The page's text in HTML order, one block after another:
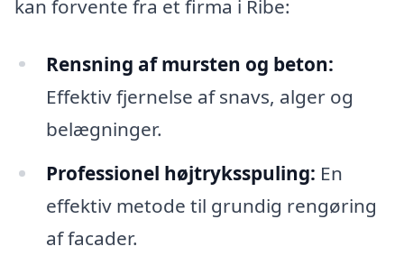
kan forvente fra et firma i Ribe:
Rensning af mursten og beton:
Effektiv fjernelse af snavs, alger og
belægninger.
Professionel højtryksspuling: En
effektiv metode til grundig rengøring
af facader.